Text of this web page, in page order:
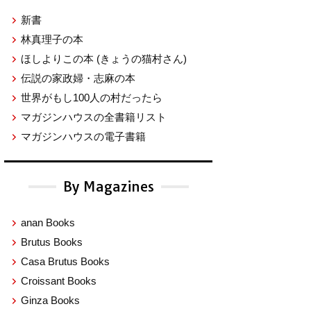
新書
林真理子の本
ほしよりこの本 (きょうの猫村さん)
伝説の家政婦・志麻の本
世界がもし100人の村だったら
マガジンハウスの全書籍リスト
マガジンハウスの電子書籍
By Magazines
anan Books
Brutus Books
Casa Brutus Books
Croissant Books
Ginza Books